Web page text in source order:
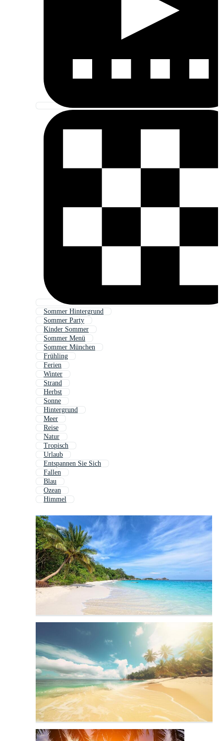
Sommer Hintergrund
Sommer Party
Kinder Sommer
Sommer Menü
Sommer München
Frühling
Ferien
Winter
Strand
Herbst
Sonne
Hintergrund
Meer
Reise
Natur
Tropisch
Urlaub
Entspannen Sie Sich
Fallen
Blau
Ozean
Himmel